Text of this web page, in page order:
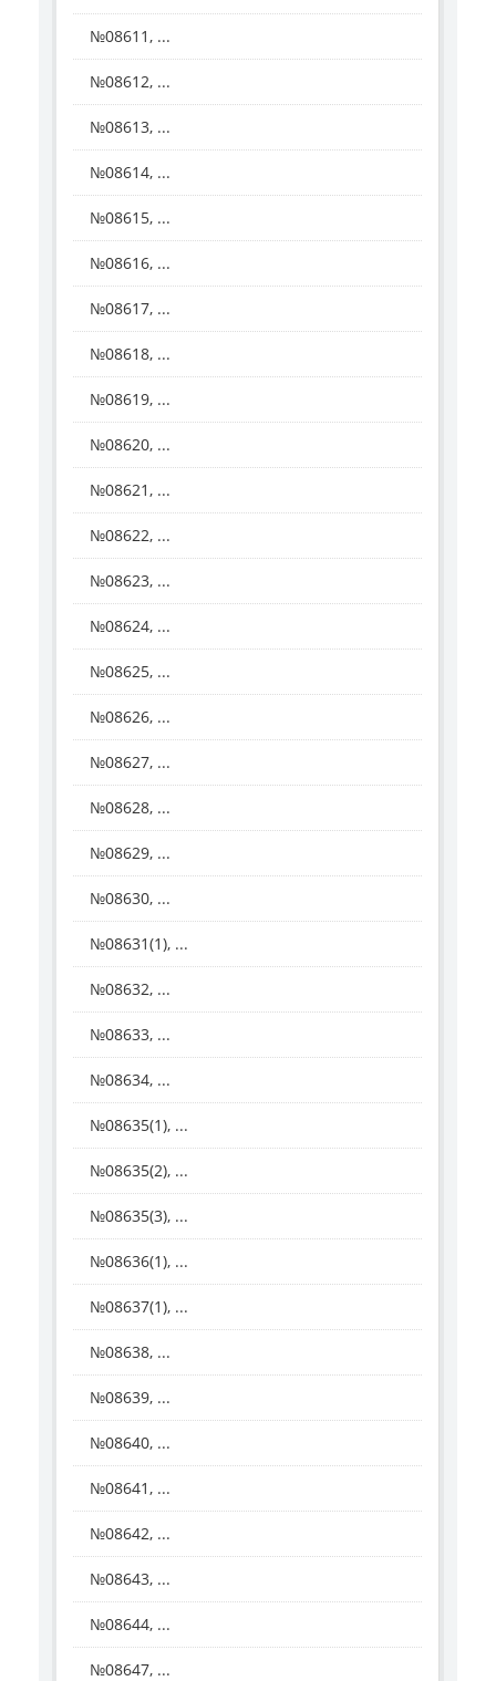
№08611, ...
№08612, ...
№08613, ...
№08614, ...
№08615, ...
№08616, ...
№08617, ...
№08618, ...
№08619, ...
№08620, ...
№08621, ...
№08622, ...
№08623, ...
№08624, ...
№08625, ...
№08626, ...
№08627, ...
№08628, ...
№08629, ...
№08630, ...
№08631(1), ...
№08632, ...
№08633, ...
№08634, ...
№08635(1), ...
№08635(2), ...
№08635(3), ...
№08636(1), ...
№08637(1), ...
№08638, ...
№08639, ...
№08640, ...
№08641, ...
№08642, ...
№08643, ...
№08644, ...
№08647, ...